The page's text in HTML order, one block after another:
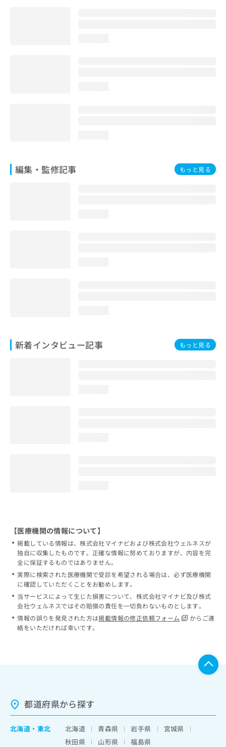
編集・監修記事 もっと見る
新着インタビュー記事 もっと見る
【医療機関の情報について】
掲載している情報は、株式会社マイナビおよび株式会社ウェルネスが
独自に収集したものです。正確な情報に努めておりますが、内容を完
全に保証するものではありません。
実際に検索された医療機関で受診を希望される場合は、必ず医療機関
に確認していただくことをお勧めします。
当サービスによって生じた損害について、株式会社マイナビ及び株式
会社ウェルネスではその賠償の責任を一切負わないものとします。
情報の誤りを発見された方は掲載情報の修正依頼フォーム
からご連
絡をいただければ幸いです。
都道府県から探す
北海道 ・ 東北 北海道 青森県 岩手県
宮城県
秋田県
山形県
福島県